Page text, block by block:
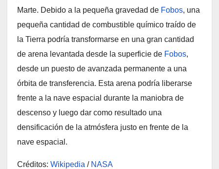
Marte. Debido a la pequeña gravedad de Fobos, una
pequeña cantidad de combustible químico traído de
la Tierra podría transformarse en una gran cantidad
de arena levantada desde la superficie de Fobos,
desde un puesto de avanzada permanente a una
órbita de transferencia. Esta arena podría liberarse
frente a la nave espacial durante la maniobra de
descenso y luego dar como resultado una
densificación de la atmósfera justo en frente de la
nave espacial.
Créditos: Wikipedia / NASA